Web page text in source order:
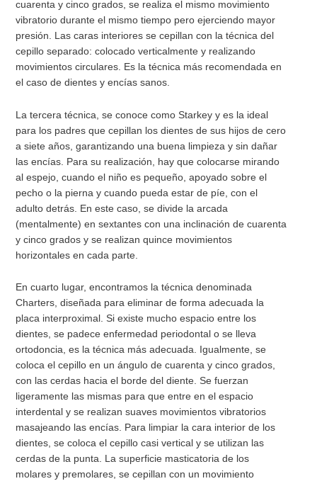
cuarenta y cinco grados, se realiza el mismo movimiento
vibratorio durante el mismo tiempo pero ejerciendo mayor
presión. Las caras interiores se cepillan con la técnica del
cepillo separado: colocado verticalmente y realizando
movimientos circulares. Es la técnica más recomendada en
el caso de dientes y encías sanos.
La tercera técnica, se conoce como Starkey y es la ideal
para los padres que cepillan los dientes de sus hijos de cero
a siete años, garantizando una buena limpieza y sin dañar
las encías. Para su realización, hay que colocarse mirando
al espejo, cuando el niño es pequeño, apoyado sobre el
pecho o la pierna y cuando pueda estar de píe, con el
adulto detrás. En este caso, se divide la arcada
(mentalmente) en sextantes con una inclinación de cuarenta
y cinco grados y se realizan quince movimientos
horizontales en cada parte.
En cuarto lugar, encontramos la técnica denominada
Charters, diseñada para eliminar de forma adecuada la
placa interproximal. Si existe mucho espacio entre los
dientes, se padece enfermedad periodontal o se lleva
ortodoncia, es la técnica más adecuada. Igualmente, se
coloca el cepillo en un ángulo de cuarenta y cinco grados,
con las cerdas hacia el borde del diente. Se fuerzan
ligeramente las mismas para que entre en el espacio
interdental y se realizan suaves movimientos vibratorios
masajeando las encías. Para limpiar la cara interior de los
dientes, se coloca el cepillo casi vertical y se utilizan las
cerdas de la punta. La superficie masticatoria de los
molares y premolares, se cepillan con un movimiento